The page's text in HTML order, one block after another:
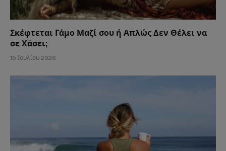
Σκέφτεται Γάμο Μαζί σου ή Απλώς Δεν Θέλει να
σε Χάσει;
15 Ιουλίου 2026